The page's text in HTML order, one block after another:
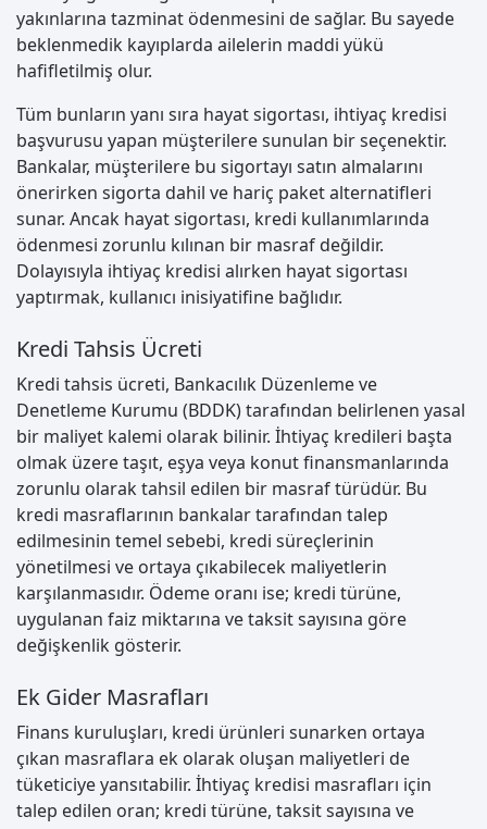
yakınlarına tazminat ödenmesini de sağlar. Bu sayede
beklenmedik kayıplarda ailelerin maddi yükü
hafifletilmiş olur.
Tüm bunların yanı sıra hayat sigortası, ihtiyaç kredisi
başvurusu yapan müşterilere sunulan bir seçenektir.
Bankalar, müşterilere bu sigortayı satın almalarını
önerirken sigorta dahil ve hariç paket alternatifleri
sunar. Ancak hayat sigortası, kredi kullanımlarında
ödenmesi zorunlu kılınan bir masraf değildir.
Dolayısıyla ihtiyaç kredisi alırken hayat sigortası
yaptırmak, kullanıcı inisiyatifine bağlıdır.
Kredi Tahsis Ücreti
Kredi tahsis ücreti, Bankacılık Düzenleme ve
Denetleme Kurumu (BDDK) tarafından belirlenen yasal
bir maliyet kalemi olarak bilinir. İhtiyaç kredileri başta
olmak üzere taşıt, eşya veya konut finansmanlarında
zorunlu olarak tahsil edilen bir masraf türüdür. Bu
kredi masraflarının bankalar tarafından talep
edilmesinin temel sebebi, kredi süreçlerinin
yönetilmesi ve ortaya çıkabilecek maliyetlerin
karşılanmasıdır. Ödeme oranı ise; kredi türüne,
uygulanan faiz miktarına ve taksit sayısına göre
değişkenlik gösterir.
Ek Gider Masrafları
Finans kuruluşları, kredi ürünleri sunarken ortaya
çıkan masraflara ek olarak oluşan maliyetleri de
tüketiciye yansıtabilir. İhtiyaç kredisi masrafları için
talep edilen oran; kredi türüne, taksit sayısına ve